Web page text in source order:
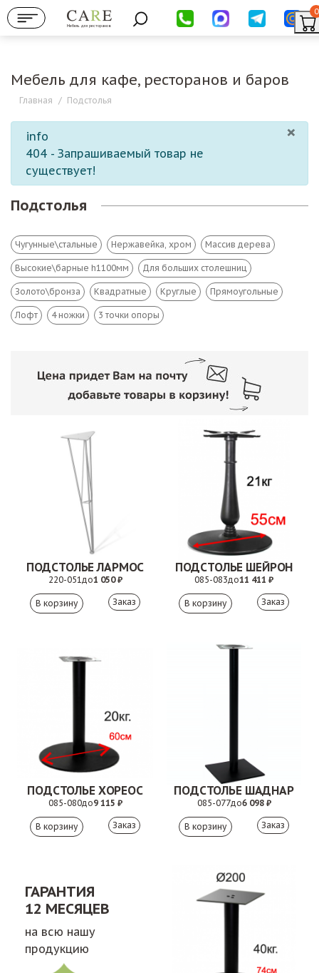
Мебель для ресторанов
0
Мебель для кафе, ресторанов и баров
Главная / Подстолья
×
info
404 - Запрашиваемый товар не
существует!
Подстолья
Чугунные\стальные Нержавейка, хром Массив дерева
Высокие\барные h1100мм Для больших столешниц
Золото\бронза Квадратные Круглые Прямоугольные
Лофт 4 ножки 3 точки опоры
ПОДСТОЛЬЕ ЛАРМОС
220-051до1 050 ₽
Заказ
ПОДСТОЛЬЕ ШЕЙРОН
085-083до11 411 ₽
Заказ
ПОДСТОЛЬЕ ХОРЕОС
085-080до9 115 ₽
Заказ
ПОДСТОЛЬЕ ШАДНАР
085-077до6 098 ₽
Заказ
ГАРАНТИЯ
12 МЕСЯЦЕВ
на всю нашу
продукцию